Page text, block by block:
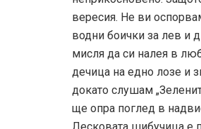
вересия. Не ви
водни боички за лев и
мисля да си налея в
дечица на едно лозе и
докато слушам
ще опра поглед в